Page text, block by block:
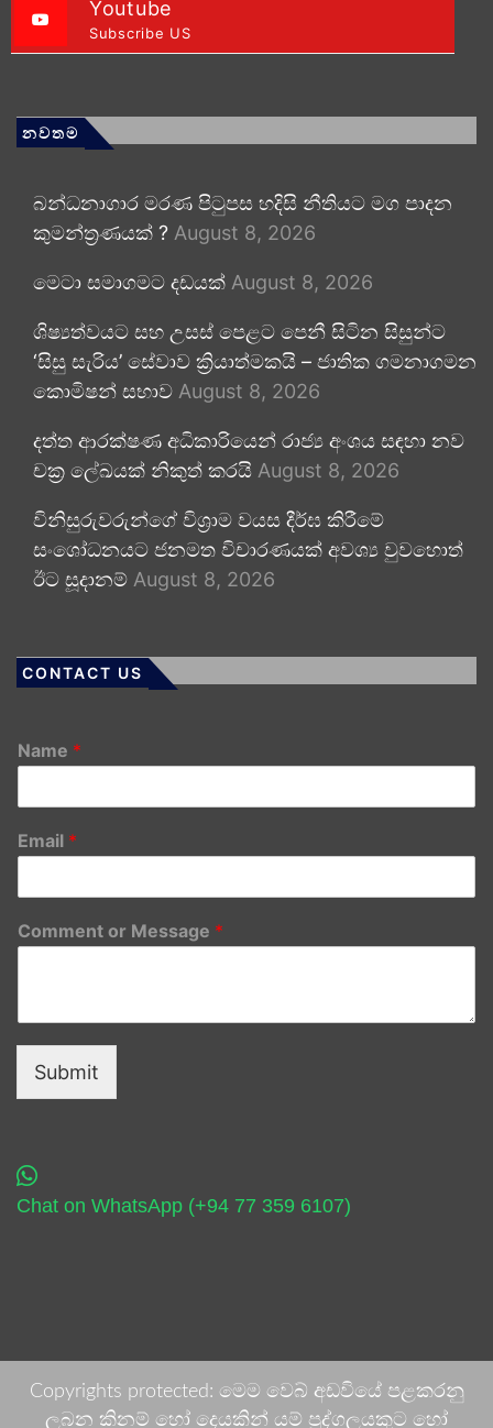
Youtube
Subscribe US
නවතම
බන්ධනාගාර මරණ පිටුපස හදිසි නීතියට මග පාදන
කුමන්ත්‍රණයක් ? August 8, 2026
මෙටා සමාගමට දඩයක් August 8, 2026
ශිෂ්‍යත්වයට සහ උසස් පෙළට පෙනී සිටින සිසුන්ට
‘සිසු සැරිය’ සේවාව ක්‍රියාත්මකයි – ජාතික ගමනාගමන
කොමිෂන් සභාව August 8, 2026
දත්ත ආරක්ෂණ අධිකාරියෙන් රාජ්‍ය අංශය සඳහා නව
චක්‍ර ලේඛයක් නිකුත් කරයි August 8, 2026
විනිසුරුවරුන්ගේ විශ්‍රාම වයස දීර්ඝ කිරීමේ
සංශෝධනයට ජනමත විචාරණයක් අවශ්‍ය වුවහොත්
ඊට සූදානම් August 8, 2026
CONTACT US
Name *
Email *
Comment or Message *
Submit
Chat on WhatsApp (+94 77 359 6107)
Copyrights protected: මෙම වෙබ් අඩවියේ පළකරනු
ලබන කිනම් හෝ දෙයකින් යම් පුද්ගලයකුට හෝ